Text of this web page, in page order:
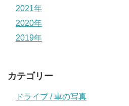
2021年
2020年
2019年
カテゴリー
ドライブ / 車の写真